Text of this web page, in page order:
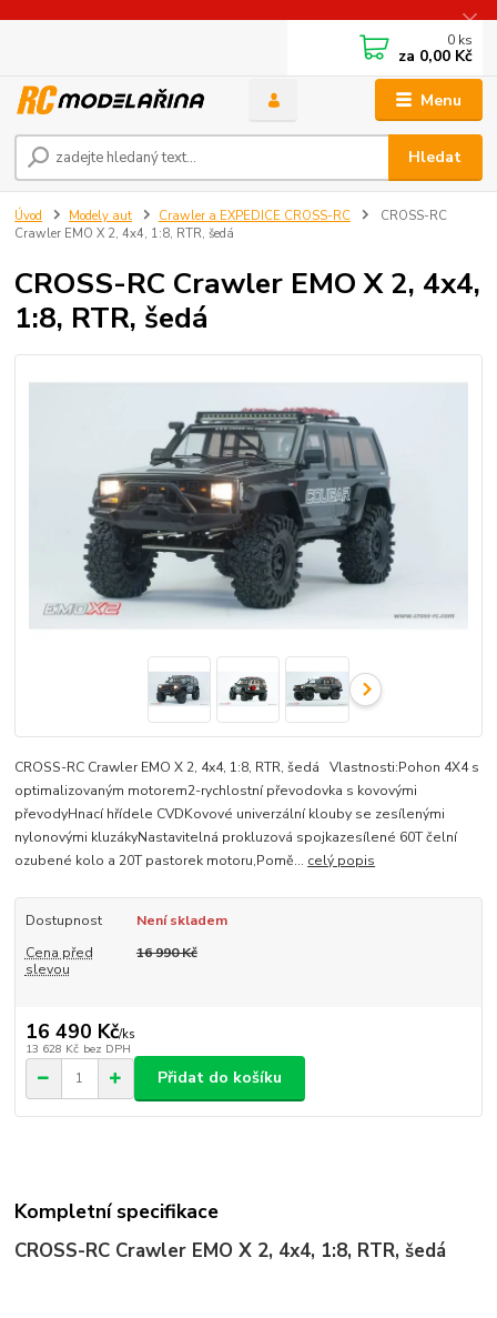
Menu
Hledat
0 ks
za 0,00 Kč
Úvod Modely aut Crawler a EXPEDICE CROSS-RC
CROSS-​RC
Crawler EMO X 2, 4x4, 1:8, RTR, šedá
CROSS-​RC Crawler EMO X 2, 4x4,
1:8, RTR, šedá
CROSS-​RC Crawler EMO X 2, 4x4, 1:8, RTR, šedá Vlastnosti:Pohon 4X4 s
optimalizovaným motorem2-rychlostní převodovka s kovovými
převodyHnací hřídele CVDKovové univerzální klouby se zesílenými
nylonovými kluzákyNastavitelná prokluzová spojkazesílené 60T čelní
ozubené kolo a 20T pastorek motoru,Pomě... celý popis
Dostupnost
Není skladem
Cena před
slevou
16 990 Kč
16 490 Kč/ks
13 628 Kč bez DPH
Přidat do košíku
Kompletní specifikace
CROSS-​RC Crawler EMO X 2, 4x4, 1:8, RTR, šedá